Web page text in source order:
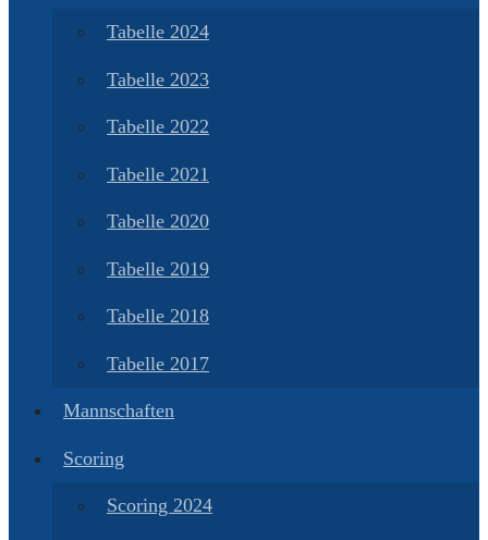
Tabelle 2024
Tabelle 2023
Tabelle 2022
Tabelle 2021
Tabelle 2020
Tabelle 2019
Tabelle 2018
Tabelle 2017
Mannschaften
Scoring
Scoring 2024